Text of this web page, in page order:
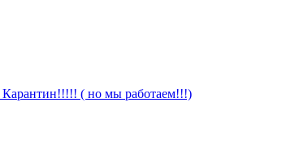
Карантин!!!!! ( но мы работаем!!!)